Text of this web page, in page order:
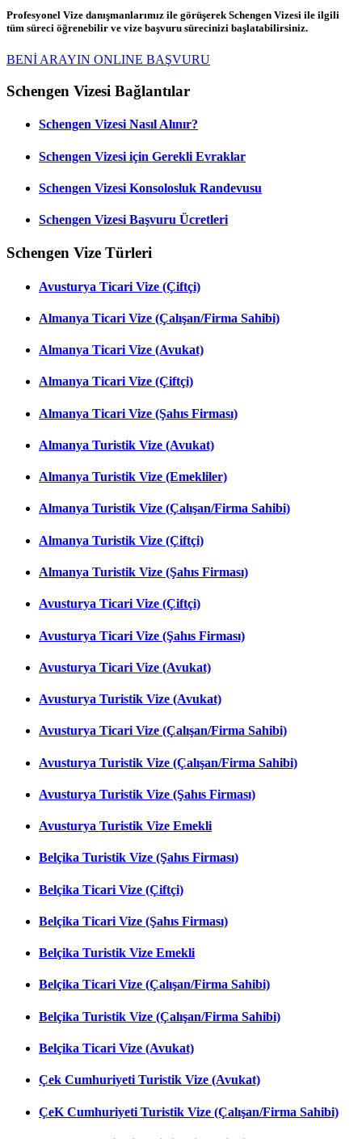
Profesyonel Vize danışmanlarımız ile görüşerek Schengen Vizesi ile ilgili
tüm süreci öğrenebilir ve vize başvuru sürecinizi başlatabilirsiniz.
BENİ ARAYIN ONLINE BAŞVURU
Schengen Vizesi Bağlantılar
Schengen Vizesi Nasıl Alınır?
Schengen Vizesi için Gerekli Evraklar
Schengen Vizesi Konsolosluk Randevusu
Schengen Vizesi Başvuru Ücretleri
Schengen Vize Türleri
Avusturya Ticari Vize (Çiftçi)
Almanya Ticari Vize (Çalışan/Firma Sahibi)
Almanya Ticari Vize (Avukat)
Almanya Ticari Vize (Çiftçi)
Almanya Ticari Vize (Şahıs Firması)
Almanya Turistik Vize (Avukat)
Almanya Turistik Vize (Emekliler)
Almanya Turistik Vize (Çalışan/Firma Sahibi)
Almanya Turistik Vize (Çiftçi)
Almanya Turistik Vize (Şahıs Firması)
Avusturya Ticari Vize (Çiftçi)
Avusturya Ticari Vize (Şahıs Firması)
Avusturya Ticari Vize (Avukat)
Avusturya Turistik Vize (Avukat)
Avusturya Ticari Vize (Çalışan/Firma Sahibi)
Avusturya Turistik Vize (Çalışan/Firma Sahibi)
Avusturya Turistik Vize (Şahıs Firması)
Avusturya Turistik Vize Emekli
Belçika Turistik Vize (Şahıs Firması)
Belçika Ticari Vize (Çiftçi)
Belçika Ticari Vize (Şahıs Firması)
Belçika Turistik Vize Emekli
Belçika Ticari Vize (Çalışan/Firma Sahibi)
Belçika Turistik Vize (Çalışan/Firma Sahibi)
Belçika Ticari Vize (Avukat)
Çek Cumhuriyeti Turistik Vize (Avukat)
ÇeK Cumhuriyeti Turistik Vize (Çalışan/Firma Sahibi)